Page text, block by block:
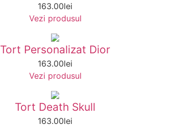
163.00lei
Vezi produsul
Tort Personalizat Dior
163.00lei
Vezi produsul
Tort Death Skull
163.00lei